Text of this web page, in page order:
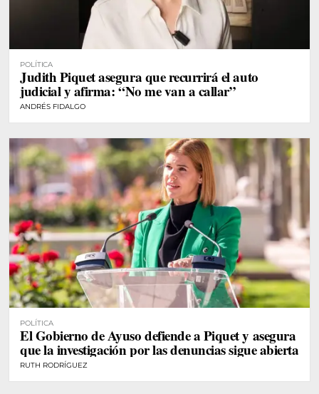
POLÍTICA
Judith Piquet asegura que recurrirá el auto
judicial y afirma: “No me van a callar”
ANDRÉS FIDALGO
POLÍTICA
El Gobierno de Ayuso defiende a Piquet y asegura
que la investigación por las denuncias sigue abierta
RUTH RODRÍGUEZ